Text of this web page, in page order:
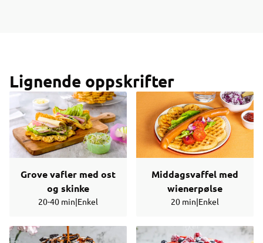
Lignende oppskrifter
Grove vafler med ost
og skinke
20-40 min|Enkel
Middagsvaffel med
wienerpølse
20 min|Enkel